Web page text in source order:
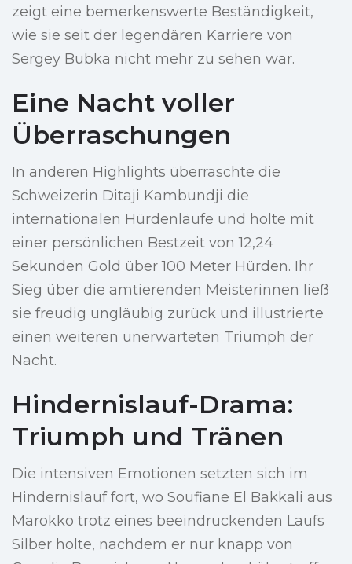
zeigt eine bemerkenswerte Beständigkeit,
wie sie seit der legendären Karriere von
Sergey Bubka nicht mehr zu sehen war.
Eine Nacht voller
Überraschungen
In anderen Highlights überraschte die
Schweizerin Ditaji Kambundji die
internationalen Hürdenläufe und holte mit
einer persönlichen Bestzeit von 12,24
Sekunden Gold über 100 Meter Hürden. Ihr
Sieg über die amtierenden Meisterinnen ließ
sie freudig ungläubig zurück und illustrierte
einen weiteren unerwarteten Triumph der
Nacht.
Hindernislauf-Drama:
Triumph und Tränen
Die intensiven Emotionen setzten sich im
Hindernislauf fort, wo Soufiane El Bakkali aus
Marokko trotz eines beeindruckenden Laufs
Silber holte, nachdem er nur knapp von